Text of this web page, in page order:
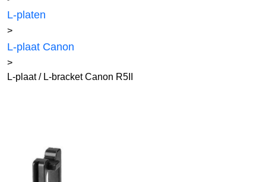
L-platen
>
L-plaat Canon
>
L-plaat / L-bracket Canon R5II